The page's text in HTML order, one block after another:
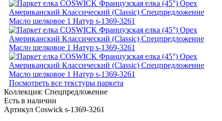
Посмотреть все текстуры паркета
Коллекция: Спецпредложение
Есть в наличии
Артикул Coswick s-1369-3261